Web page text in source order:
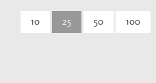
10 25 50 100